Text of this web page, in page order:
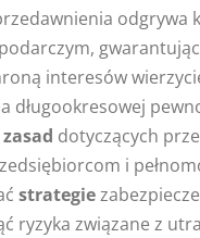
odgrywa
interesów
długookresowej
zasad dotyczących
i
strategie
ryzyka związane z